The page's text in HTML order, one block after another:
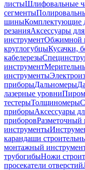
листыШлифовальные
сегменты
шиныКомплектующие
резанияАксессуары
инструментОбжимной
круглогубцыКусачки,
кабелерезы
инструмент
инструменты
приборыДальномеры
лазерные уровни
тестерыТолщиномеры
приборыАксессуары
приборовРазметочный
инструменты
карандаши
монтажный
трубогибыНожи
просекатели отверстий